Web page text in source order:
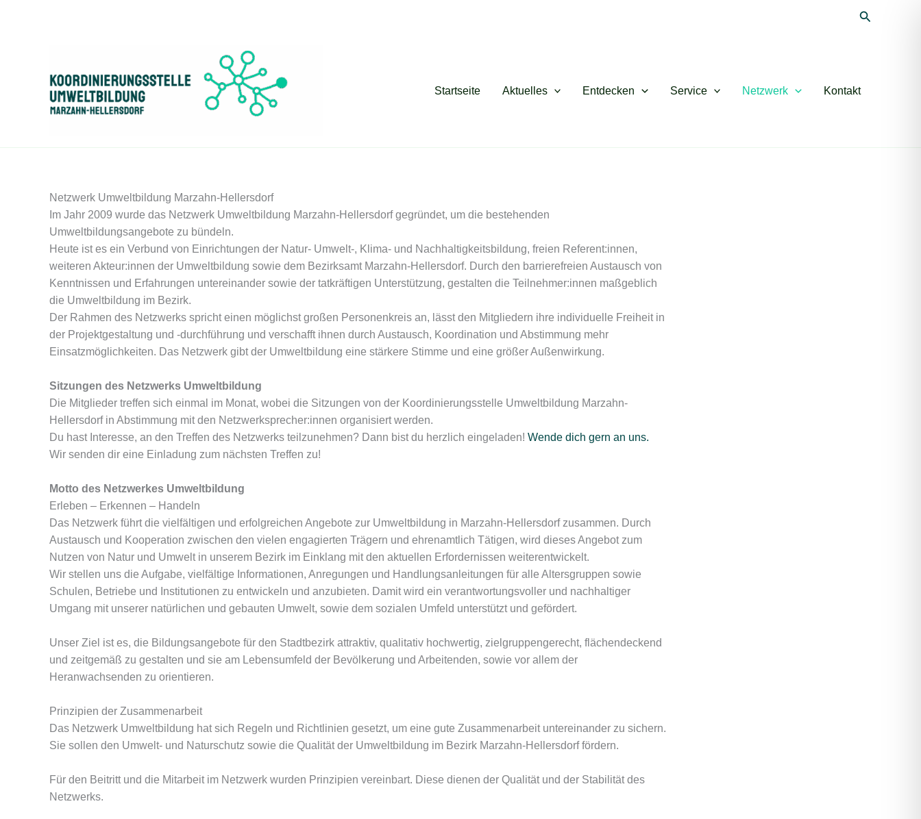
Suchen
Startseite Aktuelles Entdecken Service Netzwerk Kontakt
Netzwerk Umweltbildung Marzahn-Hellersdorf
Im Jahr 2009 wurde das Netzwerk Umweltbildung Marzahn-Hellersdorf gegründet, um die bestehenden
Umweltbildungsangebote zu bündeln.
Heute ist es ein Verbund von Einrichtungen der Natur- Umwelt-, Klima- und Nachhaltigkeitsbildung, freien Referent:innen,
weiteren Akteur:innen der Umweltbildung sowie dem Bezirksamt Marzahn-Hellersdorf. Durch den barrierefreien Austausch von
Kenntnissen und Erfahrungen untereinander sowie der tatkräftigen Unterstützung, gestalten die Teilnehmer:innen maßgeblich
die Umweltbildung im Bezirk.
Der Rahmen des Netzwerks spricht einen möglichst großen Personenkreis an, lässt den Mitgliedern ihre individuelle Freiheit in
der Projektgestaltung und -durchführung und verschafft ihnen durch Austausch, Koordination und Abstimmung mehr
Einsatzmöglichkeiten. Das Netzwerk gibt der Umweltbildung eine stärkere Stimme und eine größer Außenwirkung.
Sitzungen des Netzwerks Umweltbildung
Die Mitglieder treffen sich einmal im Monat, wobei die Sitzungen von der Koordinierungsstelle Umweltbildung Marzahn-
Hellersdorf in Abstimmung mit den Netzwerksprecher:innen organisiert werden.
Du hast Interesse, an den Treffen des Netzwerks teilzunehmen? Dann bist du herzlich eingeladen! Wende dich gern an uns.
Wir senden dir eine Einladung zum nächsten Treffen zu!
Motto des Netzwerkes Umweltbildung
Erleben – Erkennen – Handeln
Das Netzwerk führt die vielfältigen und erfolgreichen Angebote zur Umweltbildung in Marzahn-Hellersdorf zusammen. Durch
Austausch und Kooperation zwischen den vielen engagierten Trägern und ehrenamtlich Tätigen, wird dieses Angebot zum
Nutzen von Natur und Umwelt in unserem Bezirk im Einklang mit den aktuellen Erfordernissen weiterentwickelt.
Wir stellen uns die Aufgabe, vielfältige Informationen, Anregungen und Handlungsanleitungen für alle Altersgruppen sowie
Schulen, Betriebe und Institutionen zu entwickeln und anzubieten. Damit wird ein verantwortungsvoller und nachhaltiger
Umgang mit unserer natürlichen und gebauten Umwelt, sowie dem sozialen Umfeld unterstützt und gefördert.
Unser Ziel ist es, die Bildungsangebote für den Stadtbezirk attraktiv, qualitativ hochwertig, zielgruppengerecht, flächendeckend
und zeitgemäß zu gestalten und sie am Lebensumfeld der Bevölkerung und Arbeitenden, sowie vor allem der
Heranwachsenden zu orientieren.
Prinzipien der Zusammenarbeit
Das Netzwerk Umweltbildung hat sich Regeln und Richtlinien gesetzt, um eine gute Zusammenarbeit untereinander zu sichern.
Sie sollen den Umwelt- und Naturschutz sowie die Qualität der Umweltbildung im Bezirk Marzahn-Hellersdorf fördern.
Für den Beitritt und die Mitarbeit im Netzwerk wurden Prinzipien vereinbart. Diese dienen der Qualität und der Stabilität des
Netzwerks.